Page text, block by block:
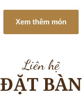
Xem thêm món
Liên hệ
ĐẶT BÀN